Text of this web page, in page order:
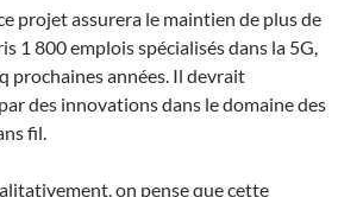
projet assurera le maintien de plus de
1 800 emplois spécialisés dans la 5G,
prochaines années. Il devrait
des innovations dans le domaine des
fil.
on pense que cette